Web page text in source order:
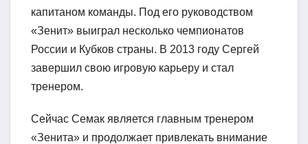
капитаном команды. Под его руководством
«Зенит» выиграл несколько чемпионатов
России и Кубков страны. В 2013 году Сергей
завершил свою игровую карьеру и стал
тренером.
Сейчас Семак является главным тренером
«Зенита» и продолжает привлекать внимание